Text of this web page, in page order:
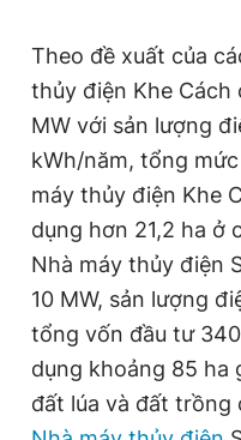
Theo đề xuất của
thủy điện Khe Cách
MW với sản lượng
kWh/năm, tổng
máy thủy điện Khe
dụng hơn 21,2 ha ở
Nhà máy thủy điện
10 MW, sản lượng
tổng vốn đầu tư
dụng khoảng 85 ha
đất lúa và đất trồng